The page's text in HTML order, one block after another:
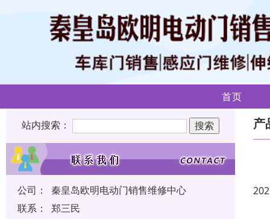
首页
站内搜索：
公司：
秦皇岛欧明电动门销售维修中心
联系：
郑三民
产